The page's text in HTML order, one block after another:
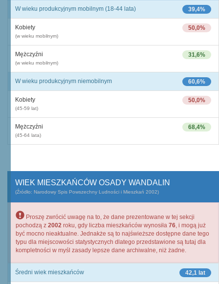
39,4%
W wieku produkcyjnym mobilnym (18-44 lata)
50,0%
Kobiety
(w wieku mobilnym)
31,6%
Mężczyźni
(w wieku mobilnym)
60,6%
W wieku produkcyjnym niemobilnym
50,0%
Kobiety
(45-59 lat)
68,4%
Mężczyźni
(45-64 lata)
WIEK MIESZKAŃCÓW OSADY WANDALIN
(Źródło: Narodowy Spis Powszechny Ludności i Mieszkań 2002)
Proszę zwrócić uwagę na to, że dane prezentowane w tej sekcji
pochodzą z 2002 roku, gdy liczba mieszkańców wynosiła 76, i mogą już
być mocno nieaktualne. Jednakże są to najświeższe dostępne dane tego
typu dla miejscowości statystycznych dlatego przedstawione są tutaj dla
kompletności w myśl zasady lepsze dane archiwalne, niż żadne.
42,1 lat
Średni wiek mieszkańców